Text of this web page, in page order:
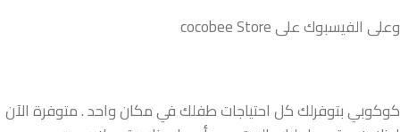
وعلى الفيسبوك على cocobee Store
كوكوبي بتوفرلك كل احتياجات طفلك في مكان واحد . متوفرة الآن